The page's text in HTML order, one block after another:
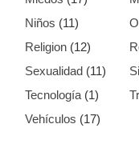
Niños (11)
Religion (12)
Sexualidad (11)
Tecnología (1)
Vehículos (17)